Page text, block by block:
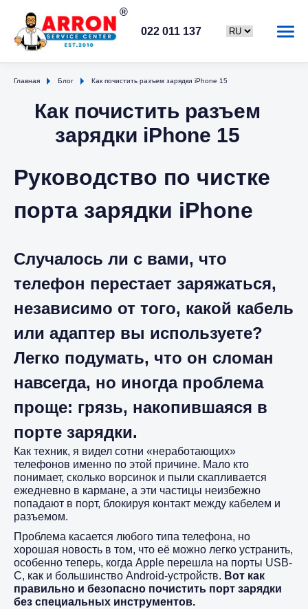
022 011 137
Главная Блог Как почистить разъем зарядки iPhone 15
Как почистить разъем
зарядки iPhone 15
Руководство по чистке
порта зарядки iPhone
Случалось ли с вами, что
телефон перестает заряжаться,
независимо от того, какой кабель
или адаптер вы используете?
Легко подумать, что он сломан
навсегда, но иногда проблема
проще: грязь, накопившаяся в
порте зарядки.
Как техник, я видел сотни «неработающих»
телефонов именно по этой причине. Мало кто
понимает, сколько ворсинок и пыли скапливается
ежедневно в кармане, а эти частицы неизбежно
попадают в порт, блокируя контакт между кабелем и
разъемом.
Проблема касается любого типа телефона, но
хорошая новость в том, что её можно легко устранить,
особенно теперь, когда Apple перешла на порты USB-
C, как и большинство Android-устройств. Вот как
правильно и безопасно почистить порт зарядки
без специальных инструментов.